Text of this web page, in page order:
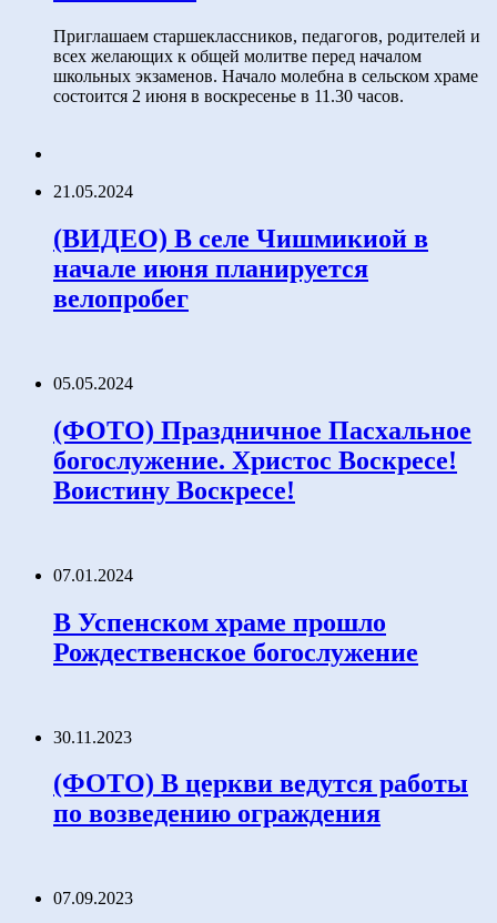
Приглашаем старшеклассников, педагогов, родителей и
всех желающих к общей молитве перед началом
школьных экзаменов. Начало молебна в сельском храме
состоится 2 июня в воскресенье в 11.30 часов.
21.05.2024
(ВИДЕО) В селе Чишмикиой в
начале июня планируется
велопробег
05.05.2024
(ФОТО) Праздничное Пасхальное
богослужение. Христос Воскресе!
Воистину Воскресе!
07.01.2024
В Успенском храме прошло
Рождественское богослужение
30.11.2023
(ФОТО) В церкви ведутся работы
по возведению ограждения
07.09.2023